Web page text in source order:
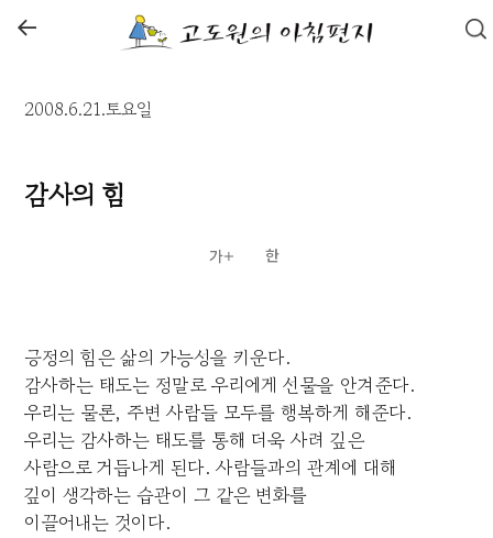
←
2008.6.21.토요일
감사의 힘
긍정의 힘은 삶의 가능성을 키운다.
감사하는 태도는 정말로 우리에게 선물을 안겨준다.
우리는 물론, 주변 사람들 모두를 행복하게 해준다.
우리는 감사하는 태도를 통해 더욱 사려 깊은
사람으로 거듭나게 된다. 사람들과의 관계에 대해
깊이 생각하는 습관이 그 같은 변화를
이끌어내는 것이다.